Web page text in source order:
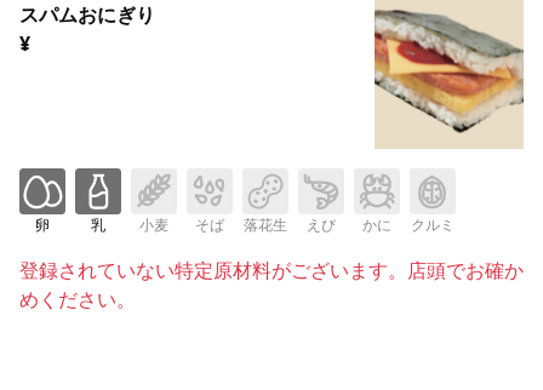
スパムおにぎり
¥
卵 乳 小麦 そば 落花生 えび かに クルミ
登録されていない特定原材料がございます。店頭でお確か
めください。